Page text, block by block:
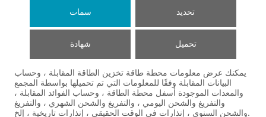
سمات تحديد
شهادة تحميل